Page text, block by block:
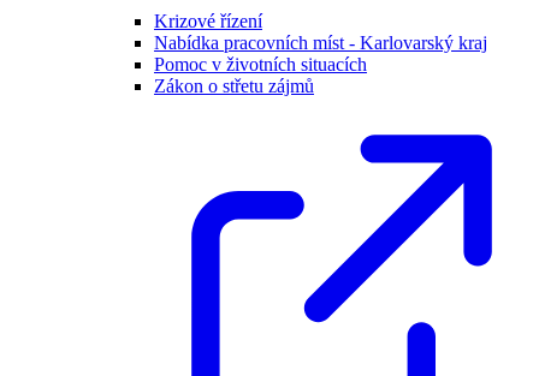
Krizové řízení
Nabídka pracovních míst - Karlovarský kraj
Pomoc v životních situacích
Zákon o střetu zájmů